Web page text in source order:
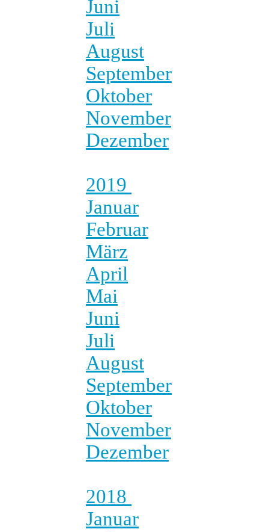
Juni
Juli
August
September
Oktober
November
Dezember
2019
Januar
Februar
März
April
Mai
Juni
Juli
August
September
Oktober
November
Dezember
2018
Januar